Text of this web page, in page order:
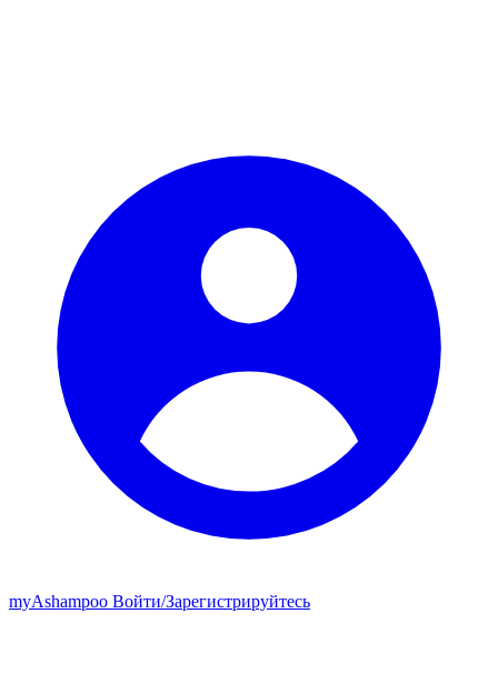
myAshampoo Войти/Зарегистрируйтесь